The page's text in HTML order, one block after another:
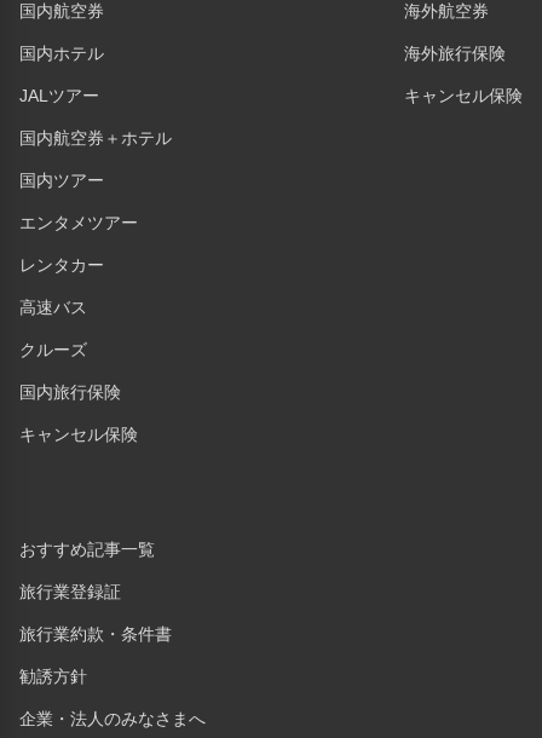
国内航空券
国内ホテル
JALツアー
国内航空券＋ホテル
国内ツアー
エンタメツアー
レンタカー
高速バス
クルーズ
国内旅行保険
キャンセル保険
おすすめ記事一覧
旅行業登録証
旅行業約款・条件書
勧誘方針
企業・法人のみなさまへ
海外航空券
海外旅行保険
キャンセル保険